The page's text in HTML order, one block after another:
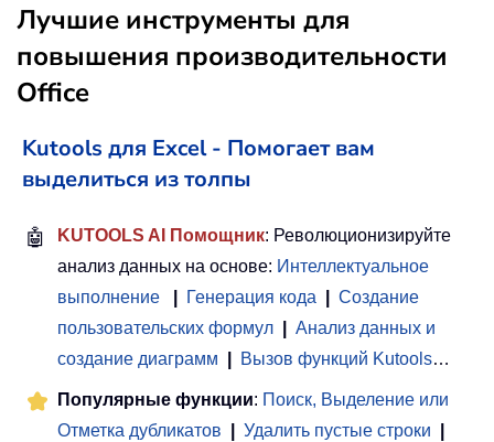
Лучшие инструменты для
повышения производительности
Office
Kutools для Excel - Помогает вам
выделиться из толпы
🤖 KUTOOLS AI Помощник: Революционизируйте
анализ данных на основе: Интеллектуальное
выполнение
Генерация кода
Создание
пользовательских формул
Анализ данных и
создание диаграмм
Вызов функций Kutools…
Популярные функции: Поиск, Выделение или
Отметка дубликатов
Удалить пустые строки